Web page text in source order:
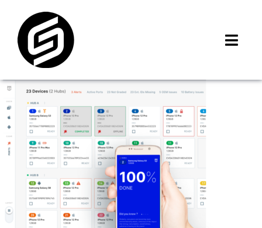
content
iMCheck APP
iPhone 回收價
線上商城
3C租賃
MSI 舊換新